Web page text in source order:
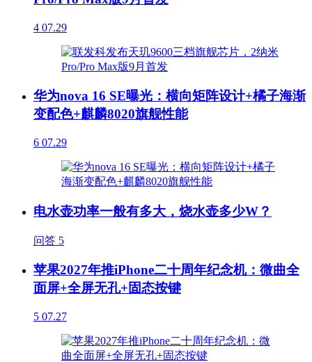
4 07.29
华为nova 16 SE曝光：横向矩阵设计+橘子海渐
变配色+麒麟8020旗舰性能
6 07.29
电水壶功率一般有多大，烧水壶多少W？
问答 5
苹果2027年推iPhone二十周年纪念机：微曲全
面屏+全屏无孔+固态按键
5 07.27